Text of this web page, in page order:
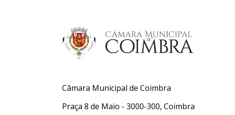
Câmara Municipal de Coimbra
Praça 8 de Maio - 3000-300, Coimbra